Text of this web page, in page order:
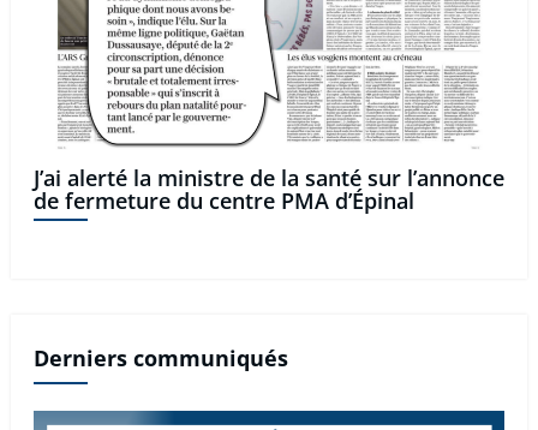
J’ai alerté la ministre de la santé sur l’annonce
de fermeture du centre PMA d’Épinal
Derniers communiqués